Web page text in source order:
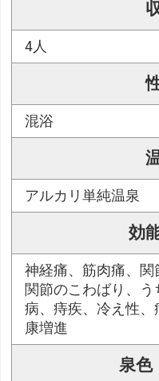
4人
混浴
アルカリ単純温泉
効
神経痛、筋肉痛、関
関節のこわばり、
病、痔疾、冷え性
康増進
泉色